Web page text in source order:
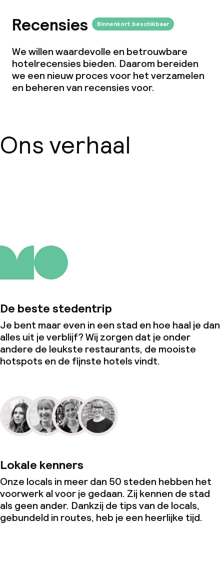
Overal rookvrij
Recensies Binnenkort beschikbaar
We willen waardevolle en betrouwbare
hotelrecensies bieden. Daarom bereiden
we een nieuw proces voor het verzamelen
en beheren van recensies voor.
Ons verhaal
De beste stedentrip
Je bent maar even in een stad en hoe haal je dan
alles uit je verblijf? Wij zorgen dat je onder
andere de leukste restaurants, de mooiste
hotspots en de fijnste hotels vindt.
Lokale kenners
Onze locals in meer dan 50 steden hebben het
voorwerk al voor je gedaan. Zij kennen de stad
als geen ander. Dankzij de tips van de locals,
gebundeld in routes, heb je een heerlijke tijd.